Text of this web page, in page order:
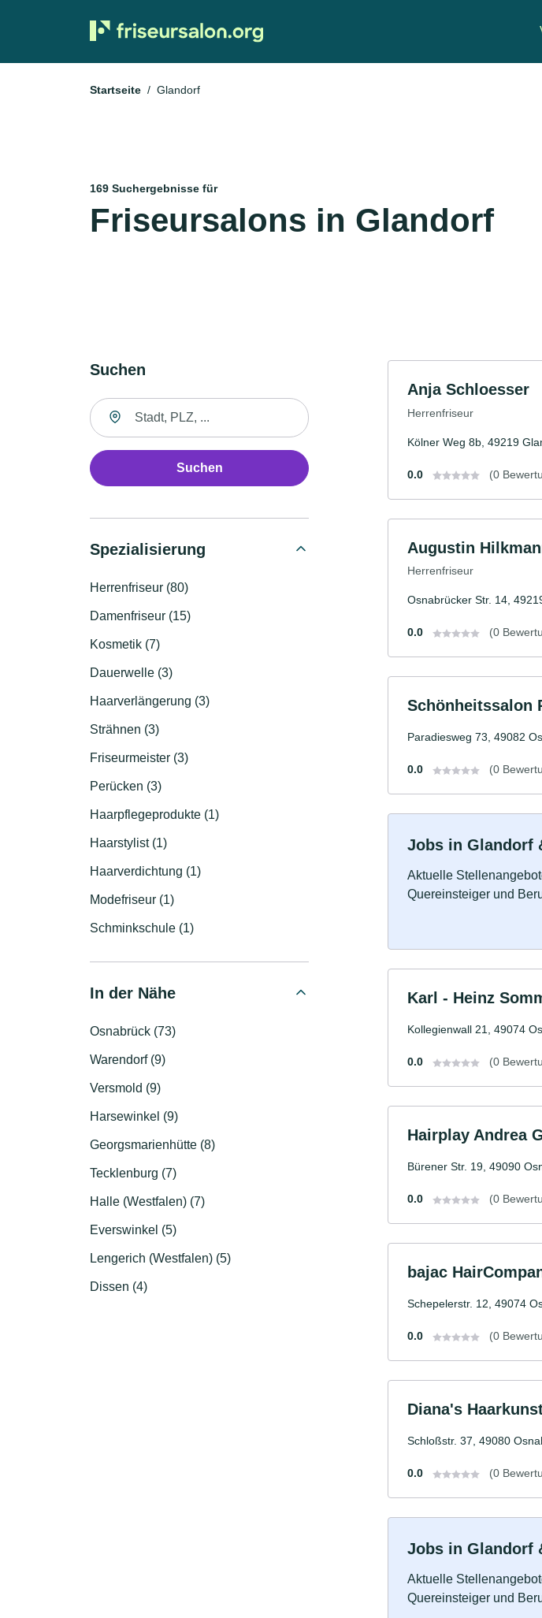
Startseite Glandorf
169 Suchergebnisse für
Friseursalons in Glandorf
Suchen
Suche nach Ort
Suchen
Spezialisierung
Herrenfriseur (80)
Damenfriseur (15)
Kosmetik (7)
Dauerwelle (3)
Haarverlängerung (3)
Strähnen (3)
Friseurmeister (3)
Perücken (3)
Haarpflegeprodukte (1)
Haarstylist (1)
Haarverdichtung (1)
Modefriseur (1)
Schminkschule (1)
In der Nähe
Osnabrück (73)
Warendorf (9)
Versmold (9)
Harsewinkel (9)
Georgsmarienhütte (8)
Tecklenburg (7)
Halle (Westfalen) (7)
Everswinkel (5)
Lengerich (Westfalen) (5)
Dissen (4)
Anja Schloesser
Herrenfriseur
Kölner Weg 8b, 49219
0.0 (0
Augustin
Herrenfriseur
Osnabrücker Str. 14,
0.0 (0
Schönheitssalon
Paradiesweg 73, 49082
0.0 (0
Jobs in Glandorf
Aktuelle
Quereinsteiger und
Karl - Heinz
Kollegienwall 21, 49074
0.0 (0
Hairplay Andrea
Bürener Str. 19, 49090
0.0 (0
bajac
Schepelerstr. 12, 49074
0.0 (0
Diana's
Schloßstr. 37, 49080
0.0 (0
Jobs in Glandorf
Aktuelle
Quereinsteiger und